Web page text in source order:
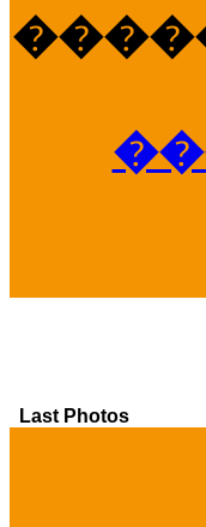
Last Photos